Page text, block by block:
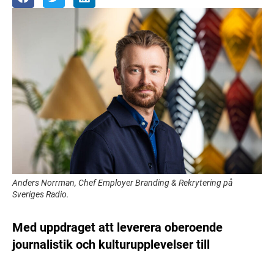
Anders Norrman, Chef Employer Branding & Rekrytering på
Sveriges Radio.
Med uppdraget att leverera oberoende
journalistik och kulturupplevelser till